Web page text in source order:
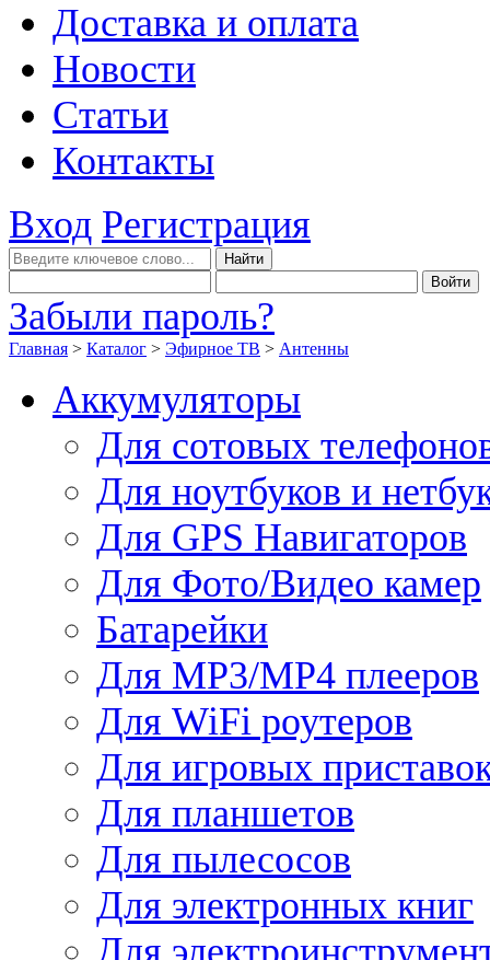
Доставка и оплата
Новости
Статьи
Контакты
Вход Регистрация
Забыли пароль?
Главная > Каталог > Эфирное ТВ > Антенны
Аккумуляторы
Для сотовых
Для ноутбуков и
Для GPS Навигаторов
Для Фото/Видео камер
Батарейки
Для MP3/MP4 плееров
Для WiFi роутеров
Для игровых
Для планшетов
Для пылесосов
Для электронных книг
Для